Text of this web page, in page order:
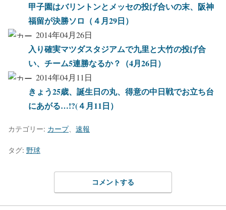
甲子園はバリントンとメッセの投げ合いの末、阪神
福留が決勝ソロ（４月29日）
2014年04月26日
入り確実マツダスタジアムで九里と大竹の投げ合
い、チーム5連勝なるか？（4月26日）
2014年04月11日
きょう25歳、誕生日の丸、得意の中日戦でお立ち台
にあがる…!?(４月11日）
カテゴリー: カープ、 速報
タグ: 野球
コメントする